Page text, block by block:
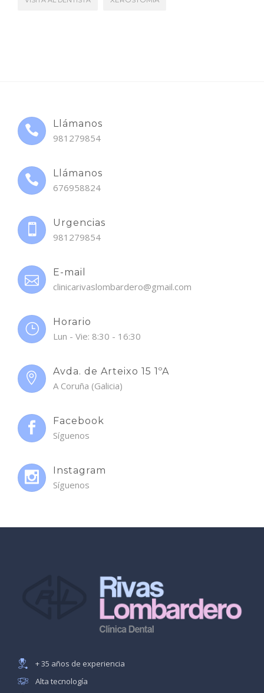
Llámanos
981279854
Llámanos
676958824
Urgencias
981279854
E-mail
clinicarivaslombardero@gmail.com
Horario
Lun - Vie: 8:30 - 16:30
Avda. de Arteixo 15 1ºA
A Coruña (Galicia)
Facebook
Síguenos
Instagram
Síguenos
+ 35 años de experiencia
Alta tecnología